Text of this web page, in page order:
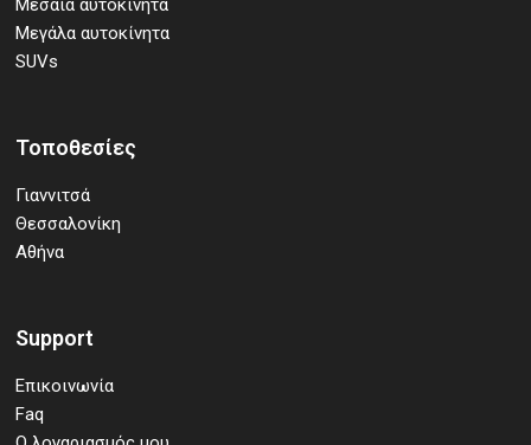
Μεσαία αυτοκίνητα
Μεγάλα αυτοκίνητα
SUVs
Τοποθεσίες
Γιαννιτσά
Θεσσαλονίκη
Αθήνα
Support
Επικοινωνία
Faq